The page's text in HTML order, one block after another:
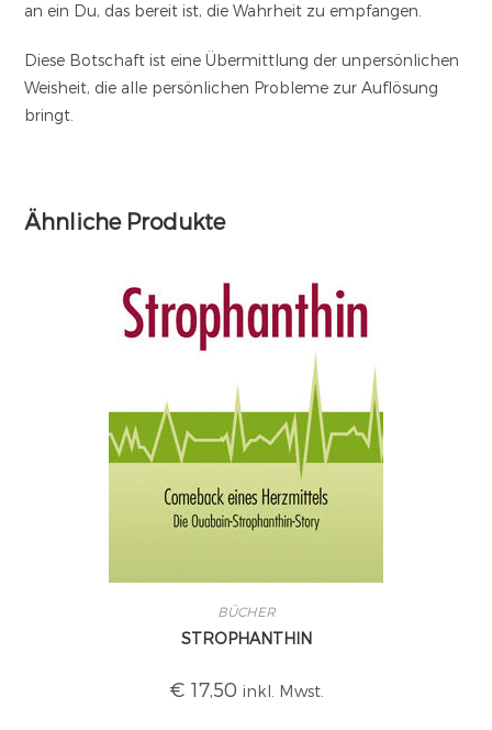
an ein Du, das bereit ist, die Wahrheit zu empfangen.
Diese Botschaft ist eine Übermittlung der unpersönlichen
Weisheit, die alle persönlichen Probleme zur Auflösung
bringt.
Ähnliche Produkte
BÜCHER
STROPHANTHIN
€ 17,50 inkl. Mwst.